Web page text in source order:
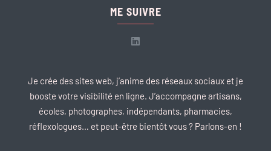
ME SUIVRE
Je crée des sites web, j’anime des réseaux sociaux et je
booste votre visibilité en ligne. J’accompagne artisans,
écoles, photographes, indépendants, pharmacies,
réflexologues… et peut-être bientôt vous ? Parlons-en !